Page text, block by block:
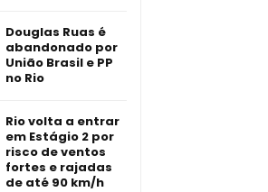
Douglas Ruas é
abandonado por
União Brasil e PP
no Rio
Rio volta a entrar
em Estágio 2 por
risco de ventos
fortes e rajadas
de até 90 km/h